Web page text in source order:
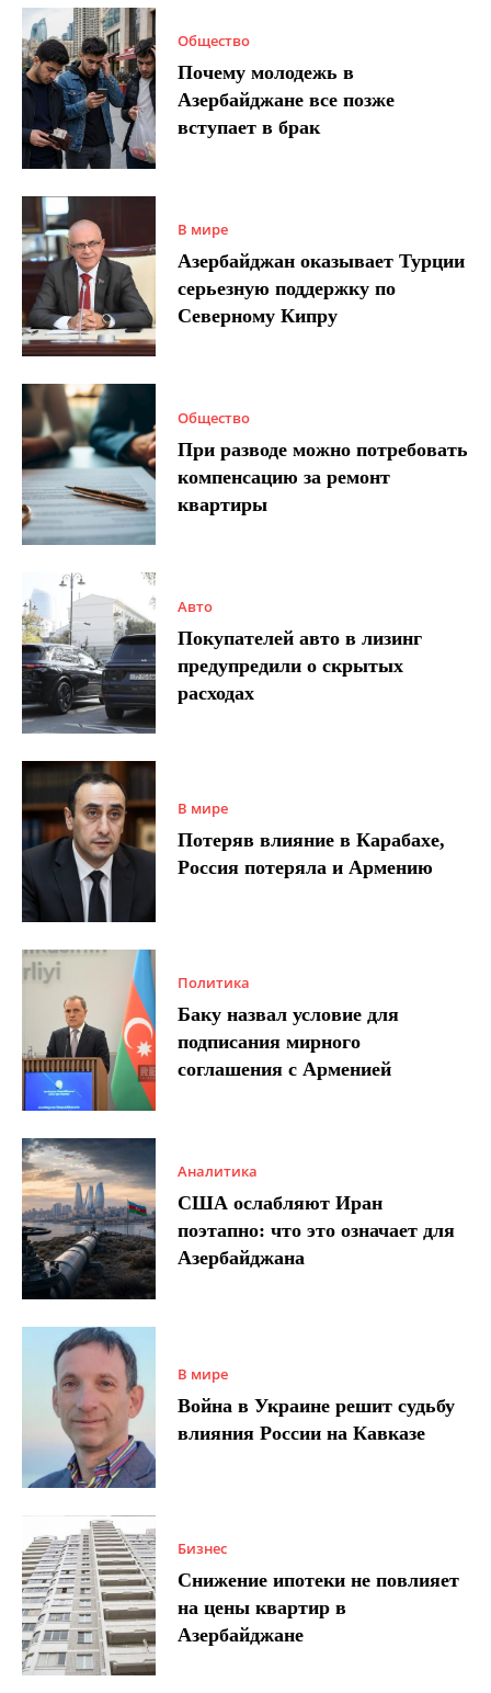
Общество
Почему молодежь в
Азербайджане все позже
вступает в брак
В мире
Азербайджан оказывает Турции
серьезную поддержку по
Северному Кипру
Общество
При разводе можно потребовать
компенсацию за ремонт
квартиры
Авто
Покупателей авто в лизинг
предупредили о скрытых
расходах
В мире
Потеряв влияние в Карабахе,
Россия потеряла и Армению
Политика
Баку назвал условие для
подписания мирного
соглашения с Арменией
Аналитика
США ослабляют Иран
поэтапно: что это означает для
Азербайджана
В мире
Война в Украине решит судьбу
влияния России на Кавказе
Бизнес
Снижение ипотеки не повлияет
на цены квартир в
Азербайджане